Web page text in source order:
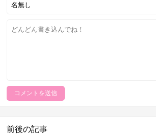
前後の記事